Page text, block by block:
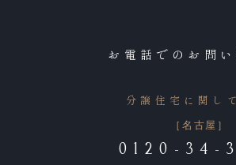
お電話でのお問
分譲住宅に関して
［名古屋］
0120-34-